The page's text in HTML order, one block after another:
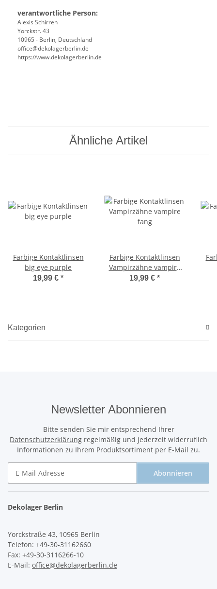
verantwortliche Person:
Alexis Schirren
Yorckstr. 43
10965 - Berlin, Deutschland
office@dekolagerberlin.de
https://www.dekolagerberlin.de
Ähnliche Artikel
Farbige Kontaktlinsen
big eye purple
19,99 € *
Farbige Kontaktlinsen
Vampirzähne vampire
fang
19,99 € *
Kategorien
Newsletter Abonnieren
Bitte senden Sie mir entsprechend Ihrer
Datenschutzerklärung regelmäßig und jederzeit widerruflich
Informationen zu Ihrem Produktsortiment per E-Mail zu.
Abonnieren
Dekolager Berlin
Yorckstraße 43, 10965 Berlin
Telefon: +49-30-31162660
Fax: +49-30-3116266-10
E-Mail: office@dekolagerberlin.de